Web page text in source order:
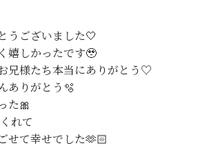
うございました🤍
嬉しかったです🥹
兄様たち本当にありがとう♡
ありがとう🫧
た🎀
れて
せて幸せでした🫶🏻